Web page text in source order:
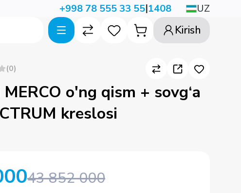
+998 78 555 33 55|1408 UZ
Kirish
(0)
o'ng qism + sovg‘a
kreslosi
43 852 000